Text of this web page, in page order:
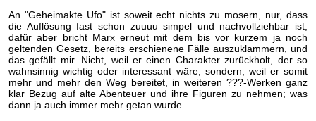
An "Geheimakte Ufo" ist soweit echt nichts zu mosern, nur, dass
die Auflösung fast schon zuuuu simpel und nachvollziehbar ist;
dafür aber bricht Marx erneut mit dem bis vor kurzem ja noch
geltenden Gesetz, bereits erschienene Fälle auszuklammern, und
das gefällt mir. Nicht, weil er einen Charakter zurückholt, der so
wahnsinnig wichtig oder interessant wäre, sondern, weil er somit
mehr und mehr den Weg bereitet, in weiteren ???-Werken ganz
klar Bezug auf alte Abenteuer und ihre Figuren zu nehmen; was
dann ja auch immer mehr getan wurde.